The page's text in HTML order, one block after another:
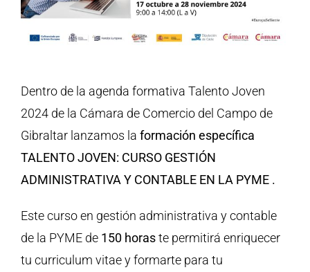
Dentro de la agenda formativa Talento Joven
2024 de la Cámara de Comercio del Campo de
Gibraltar lanzamos la formación específica
TALENTO JOVEN: CURSO GESTIÓN
ADMINISTRATIVA Y CONTABLE EN LA PYME .
Este curso en gestión administrativa y contable
de la PYME de 150 horaste permitirá enriquecer
tu curriculum vitae y formarte para tu